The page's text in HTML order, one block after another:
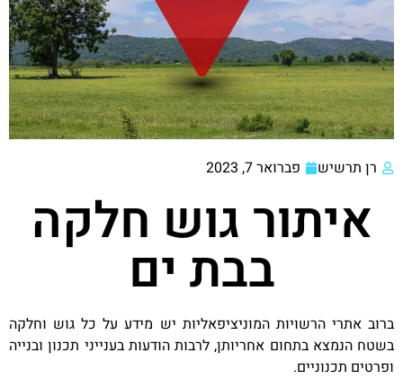
רן תרשיש פברואר 7, 2023
איתור גוש חלקה
בבת ים
ברוב אתרי הרשויות המוניציפאליות יש מידע על כל גוש וחלקה
בשטח הנמצא בתחום אחריותן, לרבות הודעות בענייני תכנון ובנייה
ופרטים תכנוניים.